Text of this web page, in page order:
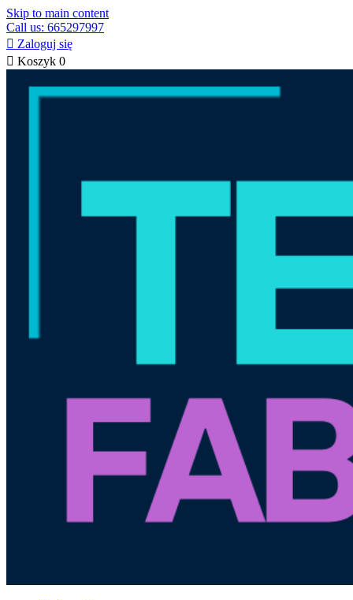
Skip to main content
Call us: 665297997
 Zaloguj się
 Koszyk 0